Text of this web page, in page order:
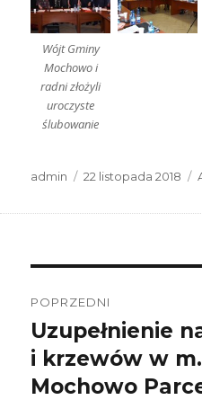
Wójt Gminy
Mochowo i
radni złożyli
uroczyste
ślubowanie
Autor
admin
Data
22 listopada 2018
wpisu
POPRZEDNI
Poprzedni
wpis:
Uzupełnienie
i krzewów w
Mochowo